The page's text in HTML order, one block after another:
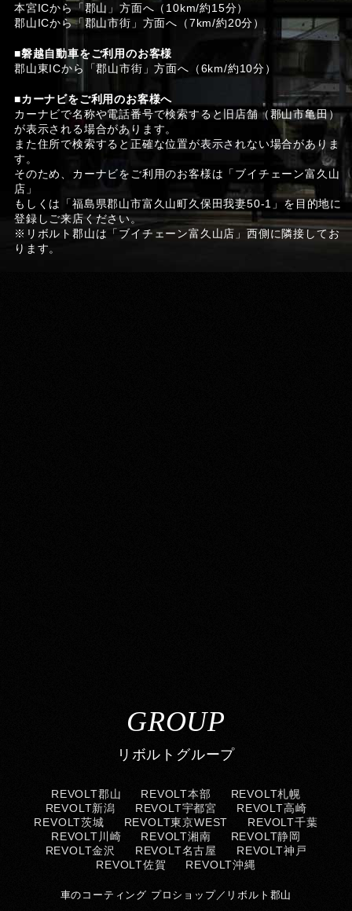
本宮ICから「郡山」方面へ（10km/約15分）
郡山ICから「郡山市街」方面へ（7km/約20分）
■磐越自動車をご利用のお客様
郡山東ICから「郡山市街」方面へ（6km/約10分）
■カーナビをご利用のお客様へ
カーナビで名称や電話番号で検索すると旧店舗（郡山市亀田）
が表示される場合があります。
また住所で検索すると正確な位置が表示されない場合がありま
す。
そのため、カーナビをご利用のお客様は「ブイチェーン富久山
店」
もしくは「福島県郡山市富久山町久保田我妻50-1」を目的地に
登録しご来店ください。
※リボルト郡山は「ブイチェーン富久山店」西側に隣接してお
ります。
GROUP
リボルトグループ
REVOLT郡山 REVOLT本部
REVOLT札幌
REVOLT新潟
REVOLT宇都宮
REVOLT高崎
REVOLT茨城
REVOLT東京WEST
REVOLT千葉
REVOLT川崎
REVOLT湘南
REVOLT静岡
REVOLT金沢
REVOLT名古屋
REVOLT神戸
REVOLT佐賀
REVOLT沖縄
車のコーティング プロショップ／リボルト郡山